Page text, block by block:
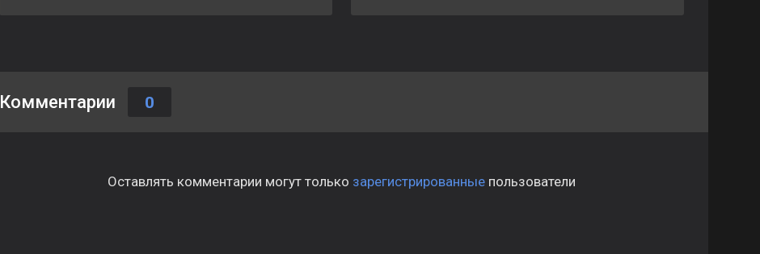
Комментарии 0
Оставлять комментарии могут только зарегистрированныепользователи